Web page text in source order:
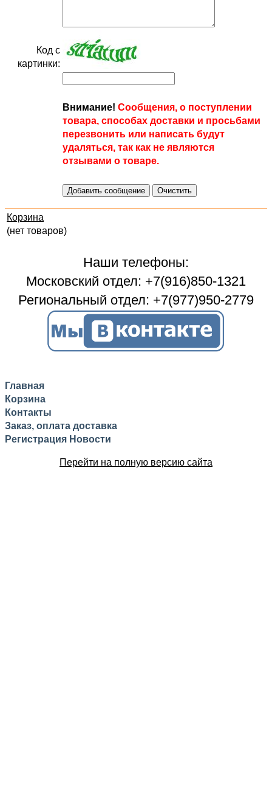
Код с
картинки:
Внимание! Сообщения, о поступлении
товара, способах доставки и просьбами
перезвонить или написать будут
удаляться, так как не являются
отзывами о товаре.
Корзина
(нет товаров)
Наши телефоны:
Московский отдел: +7(916)850-1321
Региональный отдел: +7(977)950-2779
Главная
Корзина
Контакты
Заказ, оплата доставка
Регистрация Новости
Перейти на полную версию сайта